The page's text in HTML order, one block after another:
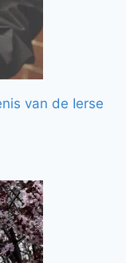
van de Ierse